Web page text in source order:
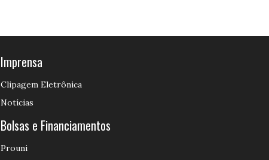
Imprensa
Clipagem Eletrônica
Notícias
Bolsas e Financiamentos
Prouni